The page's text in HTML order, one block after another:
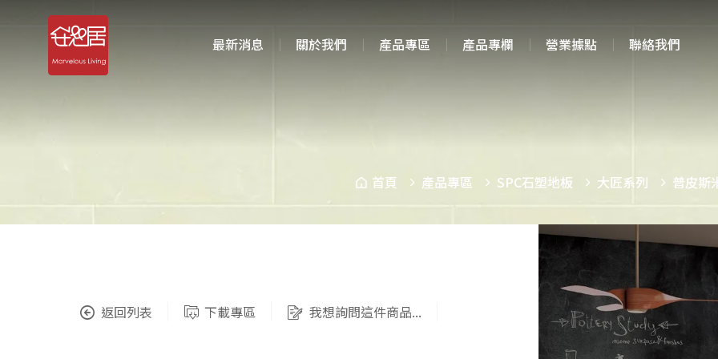
最新消息 關於我們 產品專區 產品專欄 營業據點 聯絡我們
首頁 產品專區 SPC石塑地板 大匠系列 普皮斯
返回列表 下載專區 我想詢問這件商品...